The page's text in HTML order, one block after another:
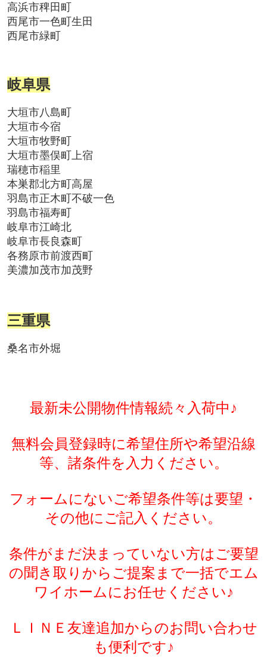
高浜市稗田町
西尾市一色町生田
西尾市緑町
岐阜県
大垣市八島町
大垣市今宿
大垣市牧野町
大垣市墨俣町上宿
瑞穂市稲里
本巣郡北方町高屋
羽島市正木町不破一色
羽島市福寿町
岐阜市江崎北
岐阜市長良森町
各務原市前渡西町
美濃加茂市加茂野
三重県
桑名市外堀
最新未公開物件情報続々入荷中♪
無料会員登録時に希望住所や希望沿線
等、諸条件を入力ください。
フォームにないご希望条件等は要望・
その他にご記入ください。
条件がまだ決まっていない方はご要望
の聞き取りからご提案まで一括でエム
ワイホームにお任せください♪
ＬＩＮＥ友達追加からのお問い合わせ
も便利です♪